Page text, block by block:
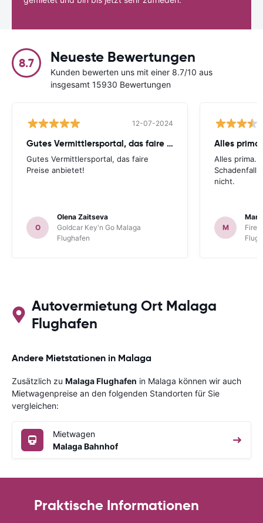
8.7 Neueste Bewertungen
Kunden bewerten uns mit einer 8.7/10 aus
insgesamt 15930 Bewertungen
12-07-2024
Gutes Vermittlersportal, das faire Preise
Gutes Vermittlersportal, das faire
Preise anbietet!
O
Olena Zaitseva
Goldcar Key'n Go Malaga
Flughafen
Alles
Alles prima.
Schadenfall
nicht.
M
Autovermietung Ort Malaga
Flughafen
Andere Mietstationen in Malaga
Zusätzlich zu Malaga Flughafen in Malaga können wir auch
Mietwagenpreise an den folgenden Standorten für Sie
vergleichen:
Mietwagen
Malaga Bahnhof
Praktische Informationen